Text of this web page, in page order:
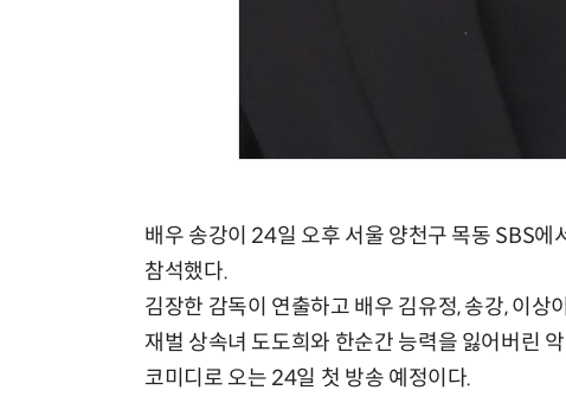
배우 송강이 24일 오후 서울 양천구 목동 SBS에
참석했다.
김장한 감독이 연출하고 배우 김유정, 송강, 이상
재벌 상속녀 도도희와 한순간 능력을 잃어버린
코미디로 오는 24일 첫 방송 예정이다.